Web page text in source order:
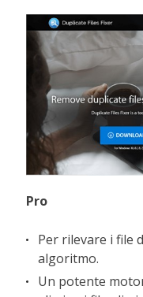
Pro
Per rilevare i file
algoritmo.
Un potente